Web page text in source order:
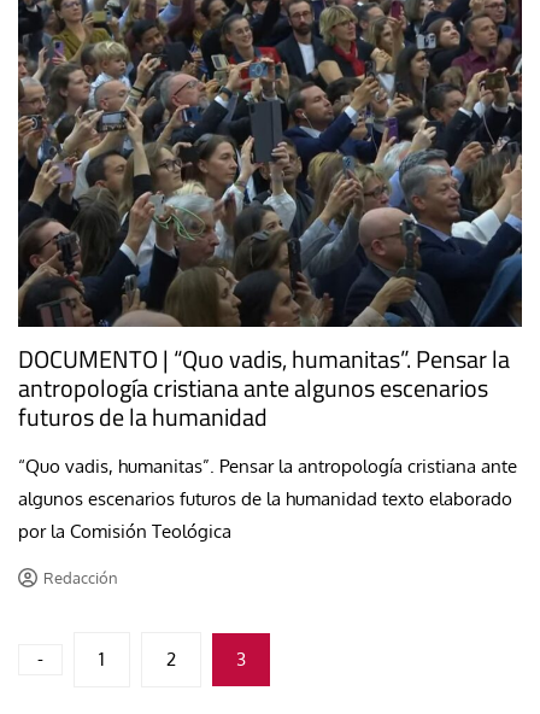
DOCUMENTO | “Quo vadis, humanitas”. Pensar la
antropología cristiana ante algunos escenarios
futuros de la humanidad
“Quo vadis, humanitas”. Pensar la antropología cristiana ante
algunos escenarios futuros de la humanidad texto elaborado
por la Comisión Teológica
Redacción
Paginación
- 1 2 3